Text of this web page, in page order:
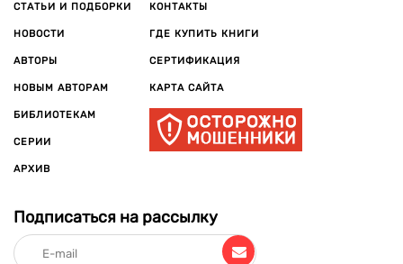
СТАТЬИ И ПОДБОРКИ
НОВОСТИ
АВТОРЫ
НОВЫМ АВТОРАМ
БИБЛИОТЕКАМ
СЕРИИ
АРХИВ
КОНТАКТЫ
ГДЕ КУПИТЬ КНИГИ
СЕРТИФИКАЦИЯ
КАРТА САЙТА
Подписаться на рассылку